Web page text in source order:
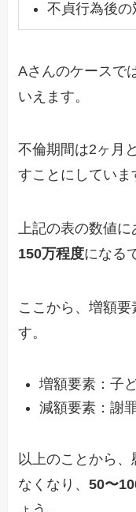
不貞行為後の
Aさんのケースで
いえます。
不倫期間は2ヶ月
すことにしていま
上記の表の数値
150万程度になる
ここから、増額
す。
増額要素：子
減額要素：謝
以上のことから
なくなり、50〜